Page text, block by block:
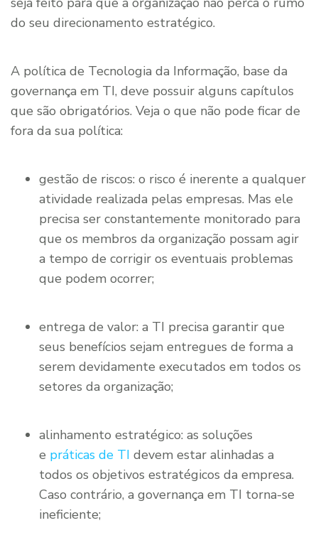
do seu direcionamento estratégico.
A política de Tecnologia da Informação, base da
governança em TI, deve possuir alguns capítulos
que são obrigatórios. Veja o que não pode ficar de
fora da sua política:
gestão de riscos: o risco é inerente a qualquer
atividade realizada pelas empresas. Mas ele
precisa ser constantemente monitorado para
que os membros da organização possam agir
a tempo de corrigir os eventuais problemas
que podem ocorrer;
entrega de valor: a TI precisa garantir que
seus benefícios sejam entregues de forma a
serem devidamente executados em todos os
setores da organização;
alinhamento estratégico: as soluções
e práticas de TI devem estar alinhadas a
todos os objetivos estratégicos da empresa.
Caso contrário, a governança em TI torna-se
ineficiente;